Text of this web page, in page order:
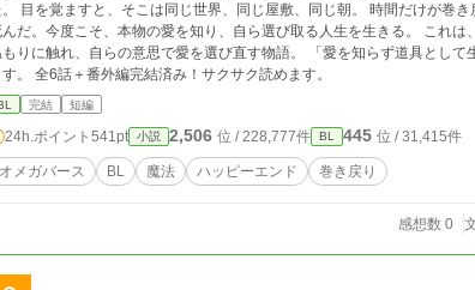
、前世の記憶を持つのは自分だけ。 愛を知らないまま
。今度こそ、本物の愛を知り、自ら選び取る人生を生きる。 これは、愛を知らず道具として生きてきたΩが、初めて出会った
に触れ、自らの意思で愛を選び直す物語。 「愛を知らず道具として生きてきたΩが転生を機に、 年上αの騎士と本物の愛を掴み
ます。 全6話＋番外編完結済み！サクサク読めます。
完結 短編
24h.ポイント 541pt 小説 2,506 位 / 228,777件 BL 445 位 / 31,415件
オメガバース BL 魔法 ハッピーエンド 巻き戻り
感想数 0